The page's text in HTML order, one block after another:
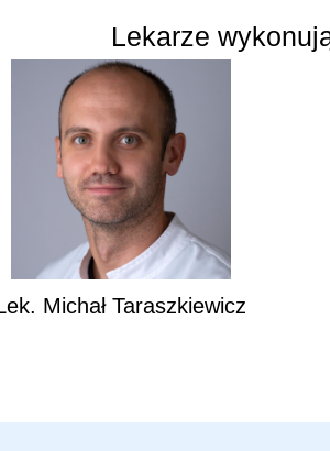
Lekarze
Michał Taraszkiewicz